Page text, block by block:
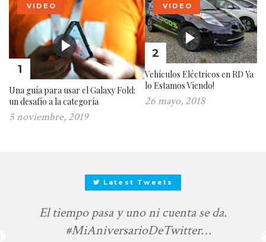
1
VIDEO
Una guía para usar el Galaxy Fold:
un desafío a la categoría
5 noviembre, 2019
2
VIDEO
Vehículos Eléctricos en RD Ya
lo Estamos Viendo!
26 mayo, 2018
Latest Tweets
pasa y uno ni cuenta se da.
#MiAniversarioDeTwitter